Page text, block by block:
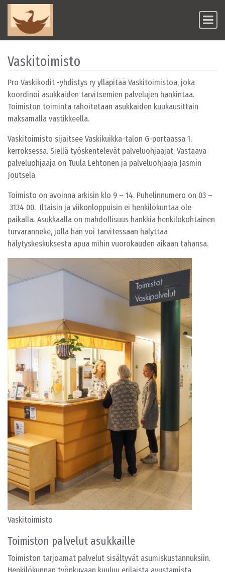
Skip to content
Main Navigation
Vaskitoimisto
Pro Vaskikodit -yhdistys ry ylläpitää Vaskitoimistoa, joka
koordinoi asukkaiden tarvitsemien palvelujen hankintaa.
Toimiston toiminta rahoitetaan asukkaiden kuukausittain
maksamalla vastikkeella.
Vaskitoimisto sijaitsee Vaskikuikka-talon G-portaassa 1.
kerroksessa. Siellä työskentelevät palveluohjaajat. Vastaava
palveluohjaaja on Tuula Lehtonen ja palveluohjaaja Jasmin
Joutsela.
Toimisto on avoinna arkisin klo 9 – 14. Puhelinnumero on 03 –
3134 00. Iltaisin ja viikonloppuisin ei henkilökuntaa ole
paikalla. Asukkaalla on mahdollisuus hankkia henkilökohtainen
turvaranneke, jolla hän voi tarvitessaan hälyttää
hälytyskeskuksesta apua mihin vuorokauden aikaan tahansa.
Vaskitoimisto
Toimiston palvelut asukkaille
Toimiston tarjoamat palvelut sisältyvät asumiskustannuksiin.